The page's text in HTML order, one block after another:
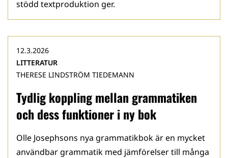
stödd textproduktion ger.
Tydlig koppling mellan grammatiken
och dess funktioner i ny bok
12.3.2026
LITTERATUR
THERESE LINDSTRÖM TIEDEMANN
Olle Josephsons nya grammatikbok är en mycket
användbar grammatik med jämförelser till många